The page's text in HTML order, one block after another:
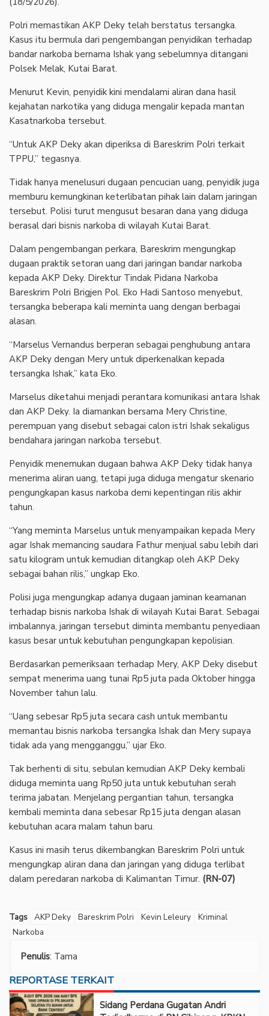
‎Polri memastikan AKP Deky telah berstatus tersangka.
Kasus itu bermula dari pengembangan penyidikan terhadap
bandar narkoba bernama Ishak yang sebelumnya ditangani
Polsek Melak, Kutai Barat.
‎Menurut Kevin, penyidik kini mendalami aliran dana hasil
kejahatan narkotika yang diduga mengalir kepada mantan
Kasatnarkoba tersebut.
‎“Untuk AKP Deky akan diperiksa di Bareskrim Polri terkait
TPPU,” tegasnya.
‎Tidak hanya menelusuri dugaan pencucian uang, penyidik juga
memburu kemungkinan keterlibatan pihak lain dalam jaringan
tersebut. Polisi turut mengusut besaran dana yang diduga
berasal dari bisnis narkoba di wilayah Kutai Barat.
‎Dalam pengembangan perkara, Bareskrim mengungkap
dugaan praktik setoran uang dari jaringan bandar narkoba
kepada AKP Deky. Direktur Tindak Pidana Narkoba
Bareskrim Polri Brigjen Pol. Eko Hadi Santoso menyebut,
tersangka beberapa kali meminta uang dengan berbagai
alasan.
‎“Marselus Vernandus berperan sebagai penghubung antara
AKP Deky dengan Mery untuk diperkenalkan kepada
tersangka Ishak,” kata Eko.
‎Marselus diketahui menjadi perantara komunikasi antara Ishak
dan AKP Deky. Ia diamankan bersama Mery Christine,
perempuan yang disebut sebagai calon istri Ishak sekaligus
bendahara jaringan narkoba tersebut.
‎Penyidik menemukan dugaan bahwa AKP Deky tidak hanya
menerima aliran uang, tetapi juga diduga mengatur skenario
pengungkapan kasus narkoba demi kepentingan rilis akhir
tahun.
‎“Yang meminta Marselus untuk menyampaikan kepada Mery
agar Ishak memancing saudara Fathur menjual sabu lebih dari
satu kilogram untuk kemudian ditangkap oleh AKP Deky
sebagai bahan rilis,” ungkap Eko.
‎Polisi juga mengungkap adanya dugaan jaminan keamanan
terhadap bisnis narkoba Ishak di wilayah Kutai Barat. Sebagai
imbalannya, jaringan tersebut diminta membantu penyediaan
kasus besar untuk kebutuhan pengungkapan kepolisian.
‎Berdasarkan pemeriksaan terhadap Mery, AKP Deky disebut
sempat menerima uang tunai Rp5 juta pada Oktober hingga
November tahun lalu.
‎“Uang sebesar Rp5 juta secara cash untuk membantu
memantau bisnis narkoba tersangka Ishak dan Mery supaya
tidak ada yang mengganggu,” ujar Eko.
‎Tak berhenti di situ, sebulan kemudian AKP Deky kembali
diduga meminta uang Rp50 juta untuk kebutuhan serah
terima jabatan. Menjelang pergantian tahun, tersangka
kembali meminta dana sebesar Rp15 juta dengan alasan
kebutuhan acara malam tahun baru.
‎Kasus ini masih terus dikembangkan Bareskrim Polri untuk
mengungkap aliran dana dan jaringan yang diduga terlibat
dalam peredaran narkoba di Kalimantan Timur. (RN-07)
Tags AKP Deky Bareskrim Polri Kevin Leleury
Kriminal
Narkoba
Penulis: Tama
REPORTASE TERKAIT
Sidang Perdana Gugatan Andri